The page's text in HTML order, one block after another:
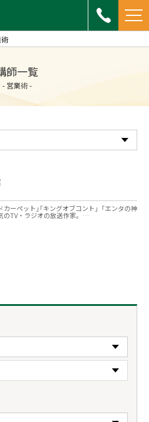
師一覧
- 営業術 -
カーペット｣｢キングオブコント」｢エンタの神
のTV・ラジオの放送作家。…